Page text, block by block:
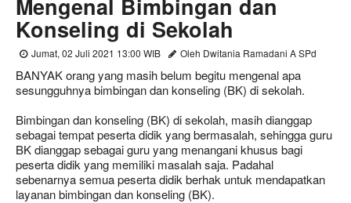
Mengenal Bimbingan dan
Konseling di Sekolah
Jumat, 02 Juli 2021 13:00 WIB Oleh Dwitania Ramadani A SPd
BANYAK orang yang masih belum begitu mengenal apa
sesungguhnya bimbingan dan konseling (BK) di sekolah.
Bimbingan dan konseling (BK) di sekolah, masih dianggap
sebagai tempat peserta didik yang bermasalah, sehingga guru
BK dianggap sebagai guru yang menangani khusus bagi
peserta didik yang memiliki masalah saja. Padahal
sebenarnya semua peserta didik berhak untuk mendapatkan
layanan bimbingan dan konseling (BK).